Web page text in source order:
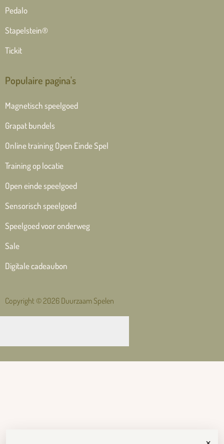
Pedalo
Stapelstein®
Tickit
Populaire pagina's
Magnetisch speelgoed
Grapat bundels
Online training Open Einde Spel
Training op locatie
Open einde speelgoed
Sensorisch speelgoed
Speelgoed voor onderweg
Sale
Digitale cadeaubon
Copyright © 2026 Duurzaam Spelen